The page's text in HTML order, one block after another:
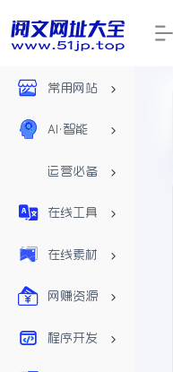
常用网站
AI•智能
运营必备
在线工具
在线素材
网赚资源
程序开发